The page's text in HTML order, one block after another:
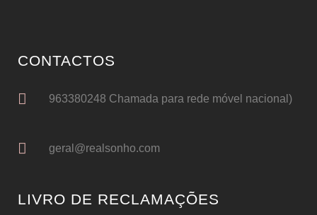
CONTACTOS
963380248 Chamada para rede móvel nacional)
geral@realsonho.com
LIVRO DE RECLAMAÇÕES